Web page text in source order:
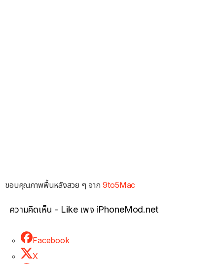
ขอบคุณภาพพื้นหลังสวย ๆ จาก9to5Mac
ความคิดเห็น - Like เพจ iPhoneMod.net
Facebook
X